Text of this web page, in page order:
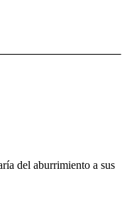
del aburrimiento a sus